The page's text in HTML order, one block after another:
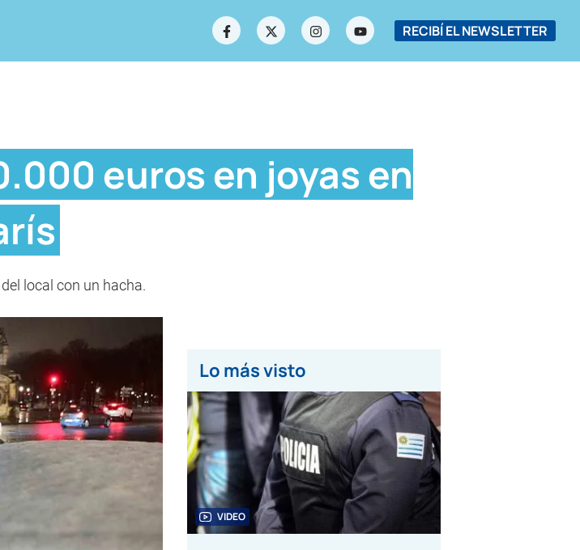
RECIBÍ EL NEWSLETTER
euros en joyas en
local con un hacha.
Lo más visto
VIDEO